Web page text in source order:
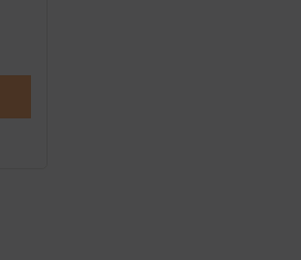
- Kék mennyiség